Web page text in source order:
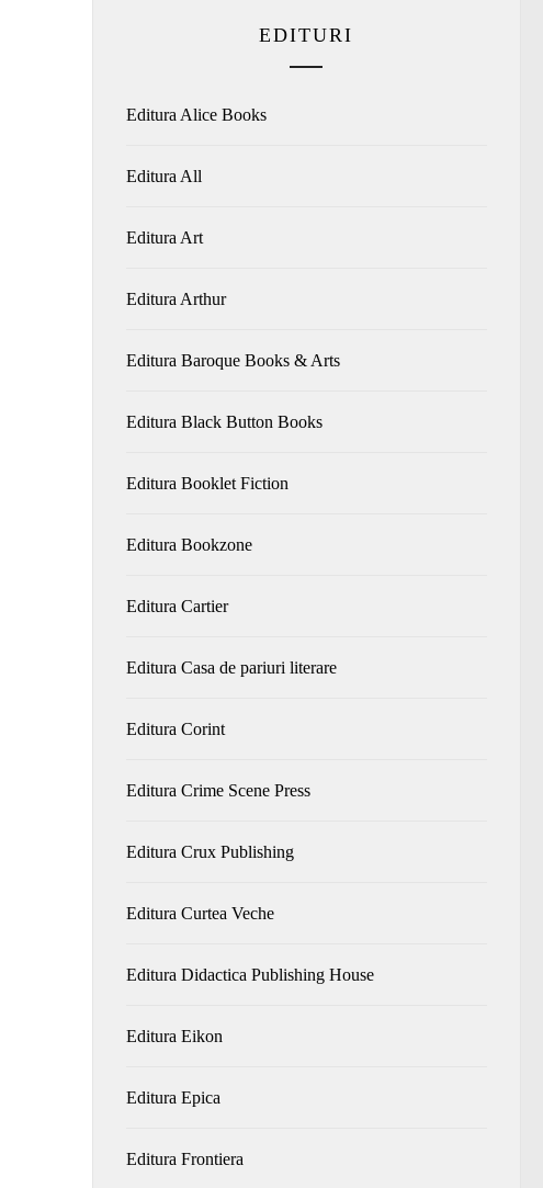
EDITURI
Editura Alice Books
Editura All
Editura Art
Editura Arthur
Editura Baroque Books & Arts
Editura Black Button Books
Editura Booklet Fiction
Editura Bookzone
Editura Cartier
Editura Casa de pariuri literare
Editura Corint
Editura Crime Scene Press
Editura Crux Publishing
Editura Curtea Veche
Editura Didactica Publishing House
Editura Eikon
Editura Epica
Editura Frontiera